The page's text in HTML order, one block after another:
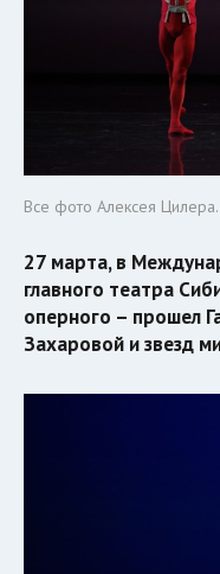
Все фото Алексея Цилера.
27 марта, в
главного театра
оперного – прошел
Захаровой и звезд